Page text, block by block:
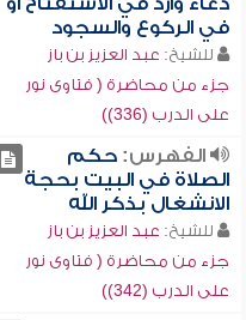
في الركوع والسجود
للشيخ: عبد العزيز بن باز
جزء من محاضرة ( فتاوى نور
على الدرب (336))
الفهرس:حكم
الصلاة في البيت بحجة
الانشغال بذكر الله
للشيخ: عبد العزيز بن باز
جزء من محاضرة ( فتاوى نور
على الدرب (342))